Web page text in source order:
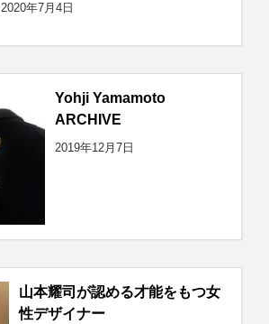
2020年7月4日
Yohji Yamamoto
ARCHIVE
2019年12月7日
山本耀司が認める才能をもつ女
性デザイナー